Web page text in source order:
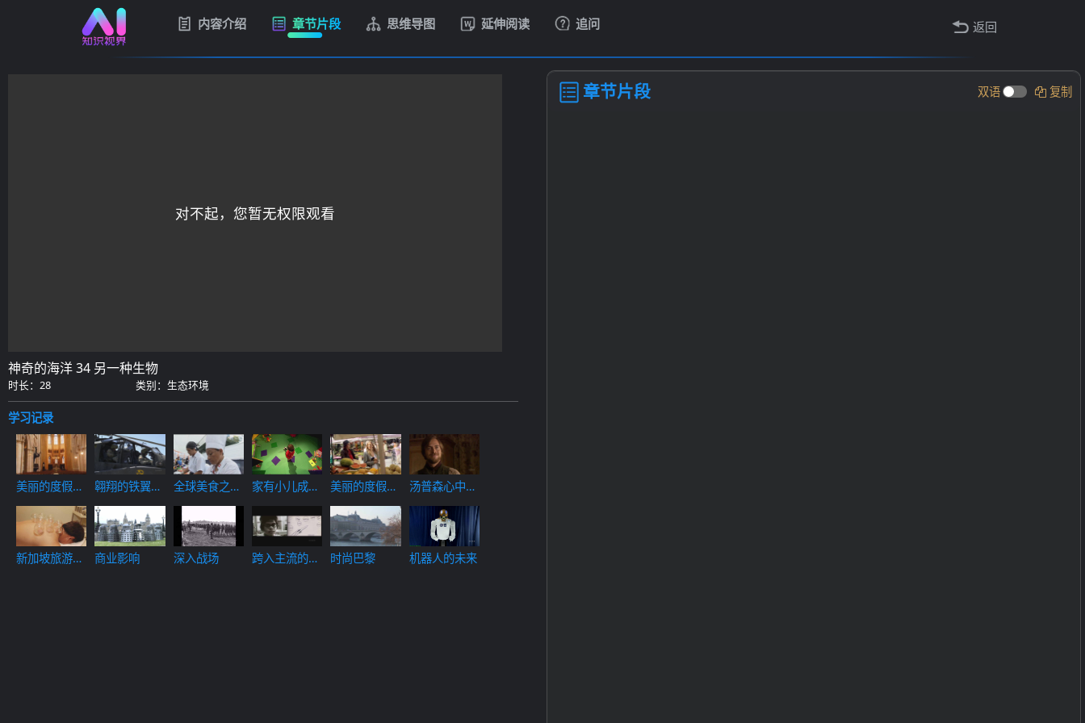
内容介绍 章节片段 思维导图 延伸阅读 追问 返回
对不起，您暂无权限观看
神奇的海洋 34 另一种生物
时长：28 类别：生态环境
学习记录
美丽的度假之
夫尼克的独特
风光
翱翔的铁翼
全球美食之旅
家有小儿成长
美丽的度假之
的美景
汤普森心中的
活（8）
新加坡旅游攻
商业影响 深入战场
跨入主流的黑
时尚巴黎 机器人的未来
章节片段 双语 复制